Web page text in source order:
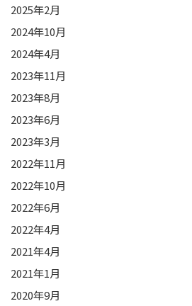
2025年2月
2024年10月
2024年4月
2023年11月
2023年8月
2023年6月
2023年3月
2022年11月
2022年10月
2022年6月
2022年4月
2021年4月
2021年1月
2020年9月